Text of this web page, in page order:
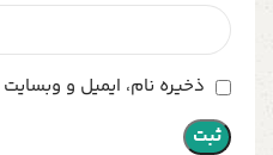
ذخیره نام، ایمیل و